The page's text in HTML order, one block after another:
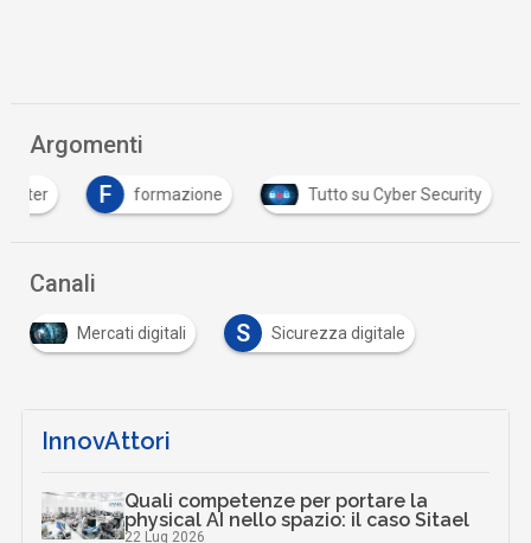
Argomenti
F formazione Tutto su Cyber Security
Canali
Mercati digitali S Sicurezza digitale
InnovAttori
Quali competenze per portare la
physical AI nello spazio: il caso Sitael
22 Lug 2026